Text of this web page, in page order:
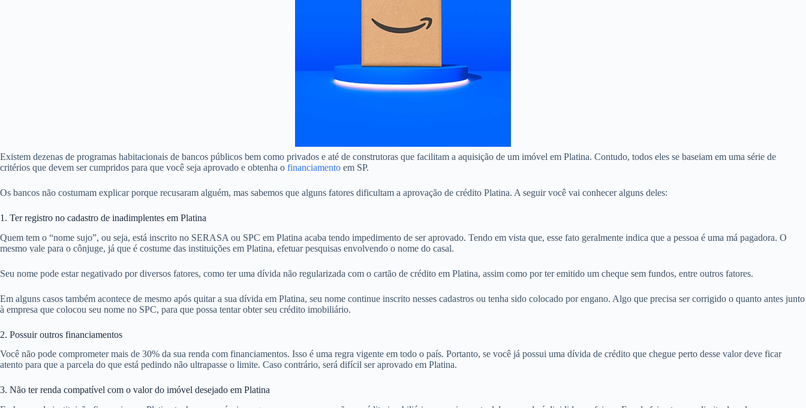
Existem dezenas de programas habitacionais de bancos públicos bem como privados e até de construtoras que facilitam a aquisição de um imóvel em Platina. Contudo, todos eles se baseiam em uma série de
critérios que devem ser cumpridos para que você seja aprovado e obtenha o financiamento em SP.
Os bancos não costumam explicar porque recusaram alguém, mas sabemos que alguns fatores dificultam a aprovação de crédito Platina. A seguir você vai conhecer alguns deles:
1. Ter registro no cadastro de inadimplentes em Platina
Quem tem o “nome sujo”, ou seja, está inscrito no SERASA ou SPC em Platina acaba tendo impedimento de ser aprovado. Tendo em vista que, esse fato geralmente indica que a pessoa é uma má pagadora. O
mesmo vale para o cônjuge, já que é costume das instituições em Platina, efetuar pesquisas envolvendo o nome do casal.
Seu nome pode estar negativado por diversos fatores, como ter uma dívida não regularizada com o cartão de crédito em Platina, assim como por ter emitido um cheque sem fundos, entre outros fatores.
Em alguns casos também acontece de mesmo após quitar a sua dívida em Platina, seu nome continue inscrito nesses cadastros ou tenha sido colocado por engano. Algo que precisa ser corrigido o quanto antes junto
à empresa que colocou seu nome no SPC, para que possa tentar obter seu crédito imobiliário.
2. Possuir outros financiamentos
Você não pode comprometer mais de 30% da sua renda com financiamentos. Isso é uma regra vigente em todo o país. Portanto, se você já possui uma dívida de crédito que chegue perto desse valor deve ficar
atento para que a parcela do que está pedindo não ultrapasse o limite. Caso contrário, será difícil ser aprovado em Platina.
3. Não ter renda compatível com o valor do imóvel desejado em Platina